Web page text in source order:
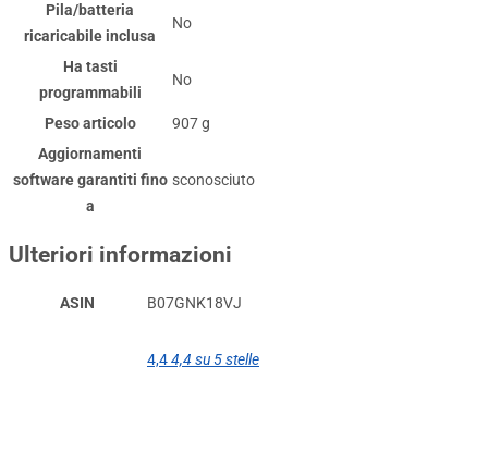
Pila/batteria
ricaricabile inclusa
‎No
Ha tasti
programmabili
‎No
Peso articolo
‎907 g
Aggiornamenti
software garantiti fino
a
‎sconosciuto
Ulteriori informazioni
ASIN B07GNK18VJ
4,44,4 su 5 stelle